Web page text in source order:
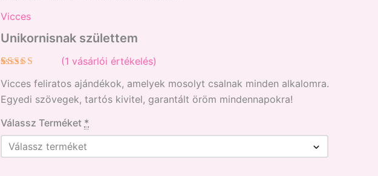
Vicces
Unikornisnak születtem
5.00az 5-
ből,
értékelés
(1 vásárlói értékelés)
Vicces feliratos ajándékok, amelyek mosolyt csalnak minden alkalomra.
Egyedi szövegek, tartós kivitel, garantált öröm mindennapokra!
Válassz Terméket *
mennyiség